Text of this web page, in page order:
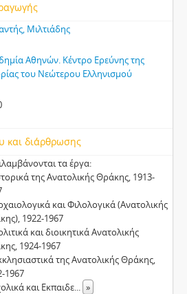
Μιλτιάδης
Αθηνών. Κέντρο Ερεύνης της
του Νεώτερου Ελληνισμού
και διάρθρωσης
τα έργα:
της Ανατολικής Θράκης, 1913-
και Φιλολογικά (Ανατολικής
1922-1967
και διοικητικά Ανατολικής
1924-1967
της Ανατολικής Θράκης,
1967
και Εκπαιδε... »